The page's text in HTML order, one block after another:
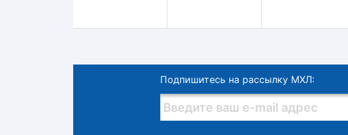
Подпишитесь на рассылку МХЛ: